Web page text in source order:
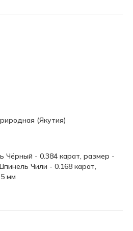
(Якутия)
Чёрный - 0.384 карат, размер -
Чили - 0.168 карат,
мм